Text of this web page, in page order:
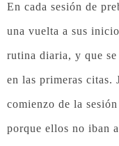
En cada sesión de
una vuelta a sus
rutina diaria, y que
en las primeras citas.
comienzo de la
porque ellos no iban